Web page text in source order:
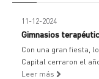
11-12-2024
Gimnasios
Con una gran fiesta,
Capital cerraron el
Leer más